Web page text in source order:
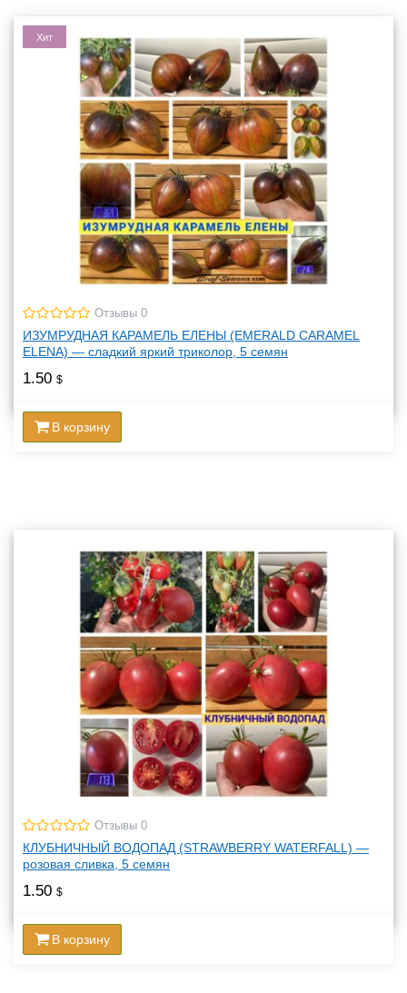
Хит
Отзывы 0
ИЗУМРУДНАЯ КАРАМЕЛЬ ЕЛЕНЫ (EMERALD CARAMEL
ELENA) — сладкий яркий триколор, 5 семян
1.50 $
В корзину
Отзывы 0
КЛУБНИЧНЫЙ ВОДОПАД (STRAWBERRY WATERFALL) —
розовая сливка, 5 семян
1.50 $
В корзину